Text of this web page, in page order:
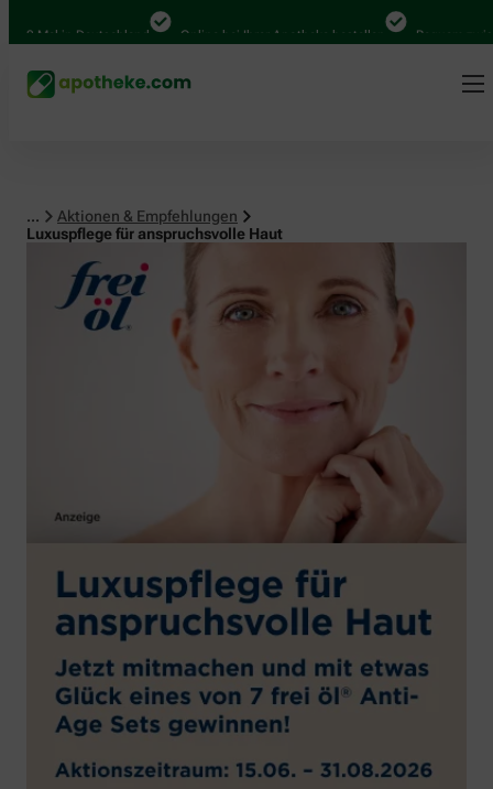
in Deutschland Online bei Ihrer Apotheke bestellen Bequem
...
Aktionen & Empfehlungen
Luxuspflege für anspruchsvolle Haut